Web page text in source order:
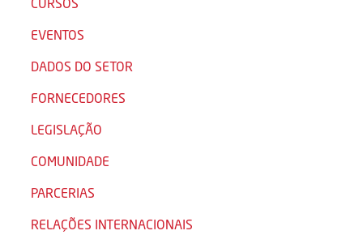
EVENTOS
DADOS DO SETOR
FORNECEDORES
LEGISLAÇÃO
COMUNIDADE
PARCERIAS
RELAÇÕES INTERNACIONAIS